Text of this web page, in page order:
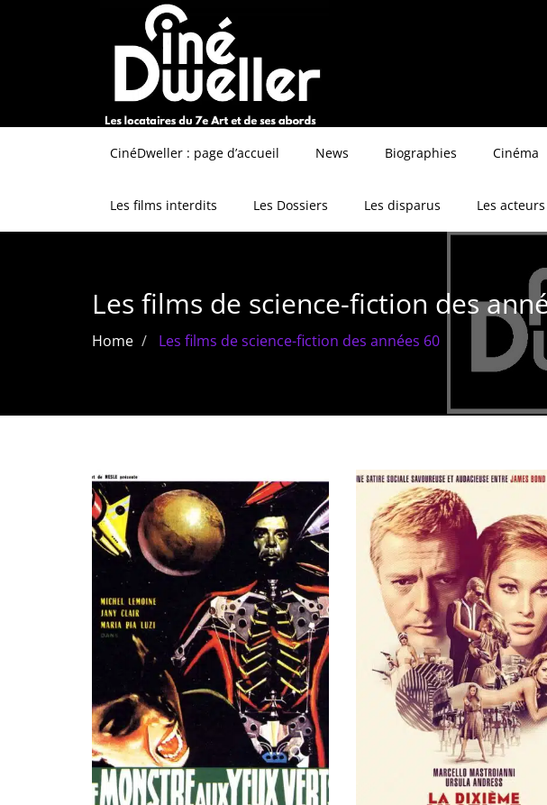
CinéDweller : page d’accueil News Biographies Cinéma
Les films interdits Les Dossiers Les disparus Les acteurs
Les films de science-fiction des
Home Les films de science-fiction des années 60